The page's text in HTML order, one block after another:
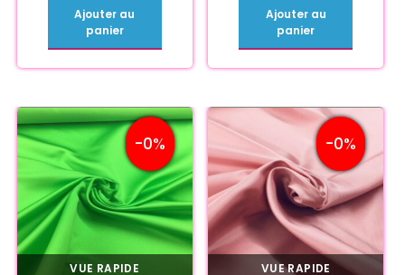
Ajouter au
panier
Ajouter au
panier
-0%
VUE RAPIDE
-0%
VUE RAPIDE